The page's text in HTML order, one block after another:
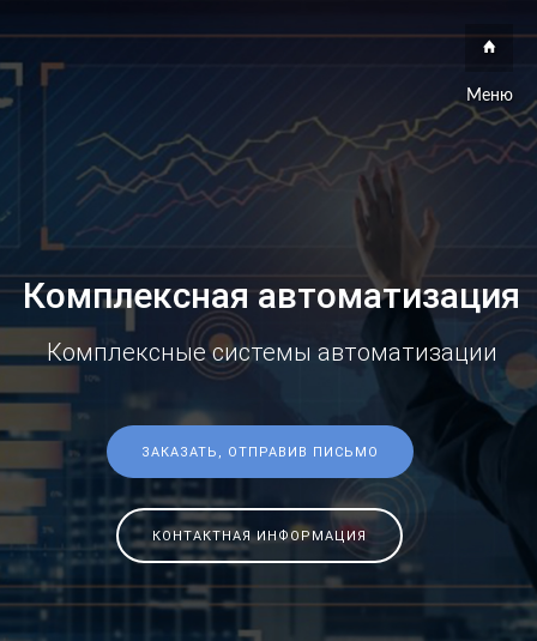
Меню
Комплексная автоматизация
Комплексные системы автоматизации
ЗАКАЗАТЬ, ОТПРАВИВ ПИСЬМО
КОНТАКТНАЯ ИНФОРМАЦИЯ